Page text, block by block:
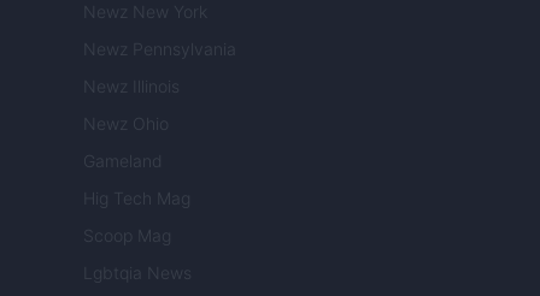
Newz New York
Newz Pennsylvania
Newz Illinois
Newz Ohio
Gameland
Hig Tech Mag
Scoop Mag
Lgbtqia News